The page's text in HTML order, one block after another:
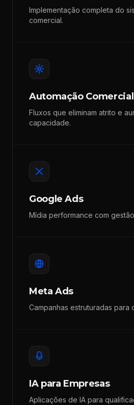
Implementação completa do
comercial.
Automação Comercial
Fluxos que eliminam atrito e
capacidade.
Google Ads
Mídia performance com
Meta Ads
Campanhas estruturadas para
IA para Empresas
Aplicações de IA para